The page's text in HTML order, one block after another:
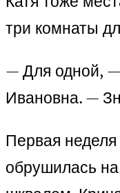
три комнаты
— Для одной,
Ивановна. —
Первая
обрушилась